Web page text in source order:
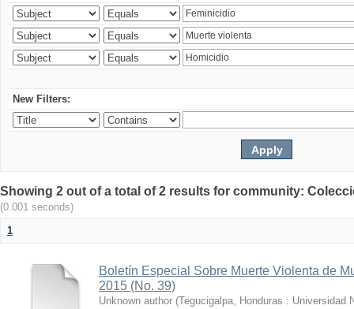
New Filters:
Showing 2 out of a total of 2 results for community:
(0.001 seconds)
1
Boletín Especial Sobre Muerte Violenta de
2015 (No. 39)
Unknown author (Tegucigalpa, Honduras : Universidad